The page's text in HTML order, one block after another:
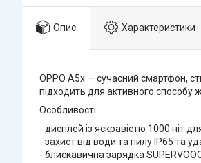
Опис Характеристики
OPPO A5x — сучасний смартфон,
підходить для активного способу
Особливості:
- дисплей із яскравістю 1000 ніт
- захист від води та пилу IP65 та
- блискавична зарядка